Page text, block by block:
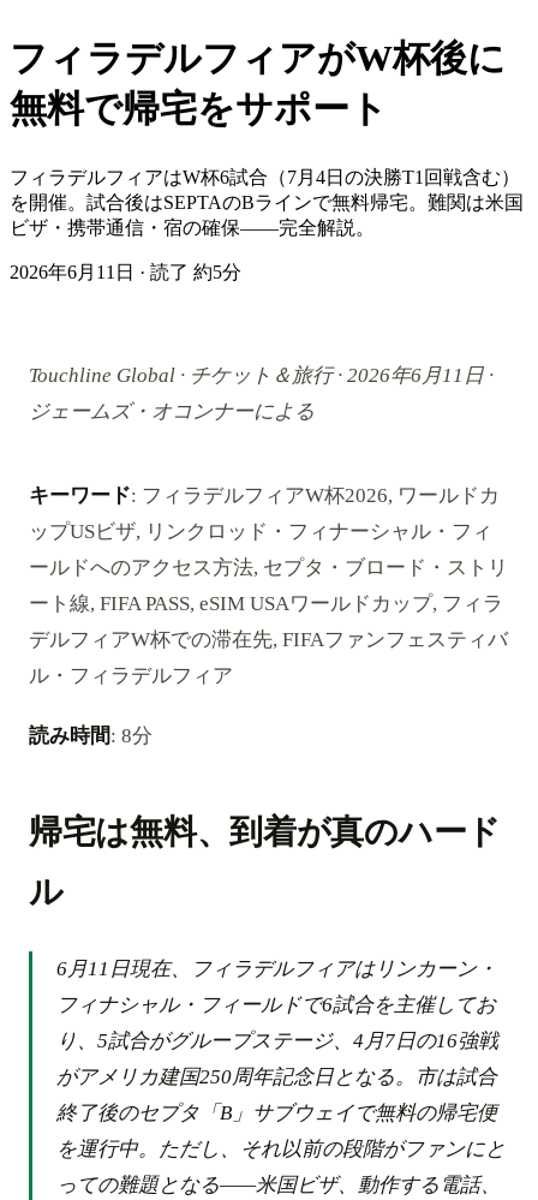
フィラデルフィアがW杯後に
無料で帰宅をサポート
フィラデルフィアはW杯6試合（7月4日の決勝T1回戦含む）
を開催。試合後はSEPTAのBラインで無料帰宅。難関は米国
ビザ・携帯通信・宿の確保——完全解説。
2026年6月11日 · 読了 約5分
Touchline Global · チケット＆旅行 · 2026年6月11日 ·
ジェームズ・オコンナーによる
キーワード: フィラデルフィアW杯2026, ワールドカ
ップUSビザ, リンクロッド・フィナーシャル・フィ
ールドへのアクセス方法, セプタ・ブロード・ストリ
ート線, FIFA PASS, eSIM USAワールドカップ, フィラ
デルフィアW杯での滞在先, FIFAファンフェスティバ
ル・フィラデルフィア
読み時間: 8分
帰宅は無料、到着が真のハード
ル
6月11日現在、フィラデルフィアはリンカーン・
フィナシャル・フィールドで6試合を主催してお
り、5試合がグループステージ、4月7日の16強戦
がアメリカ建国250周年記念日となる。市は試合
終了後のセプタ「B」サブウェイで無料の帰宅便
を運行中。ただし、それ以前の段階がファンにと
っての難題となる——米国ビザ、動作する電話、